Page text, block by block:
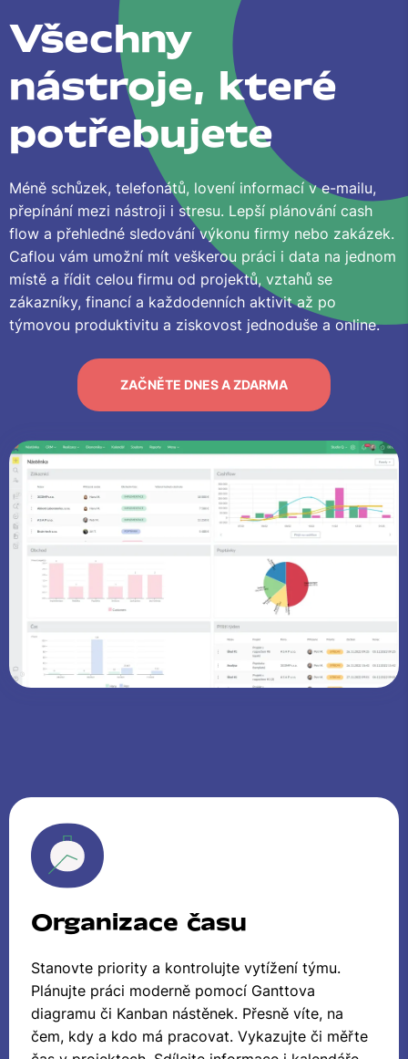
Všechny
nástroje, které
potřebujete
Méně schůzek, telefonátů, lovení informací v e-mailu,
přepínání mezi nástroji i stresu. Lepší plánování cash
flow a přehledné sledování výkonu firmy nebo zakázek.
Caflou vám umožní mít veškerou práci i data na jednom
místě a řídit celou firmu od projektů, vztahů se
zákazníky, financí a každodenních aktivit až po
týmovou produktivitu a ziskovost jednoduše a online.
ZAČNĚTE DNES A ZDARMA
Organizace času
Stanovte priority a kontrolujte vytížení týmu.
Plánujte práci moderně pomocí Ganttova
diagramu či Kanban nástěnek. Přesně víte, na
čem, kdy a kdo má pracovat. Vykazujte či měřte